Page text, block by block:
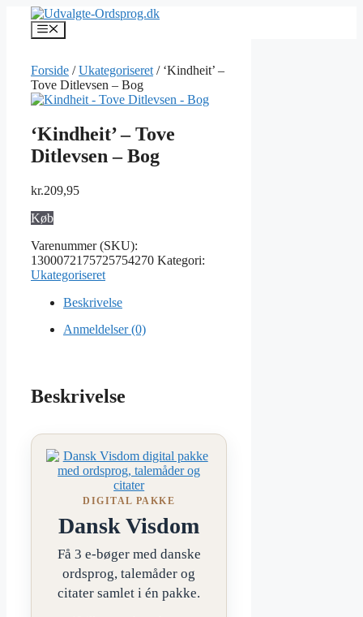
indhold
Menu
Forside /Ukategoriseret / ‘Kindheit’ –
Tove Ditlevsen – Bog
‘Kindheit’ – Tove
Ditlevsen – Bog
kr.209,95
Køb
Varenummer (SKU):
1300072175725754270 Kategori:
Ukategoriseret
Beskrivelse
Anmeldelser (0)
Beskrivelse
DIGITAL PAKKE
Dansk Visdom
Få 3 e-bøger med danske
ordsprog, talemåder og
citater samlet i én pakke.